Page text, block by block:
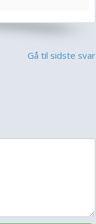
Gå til sidste svar